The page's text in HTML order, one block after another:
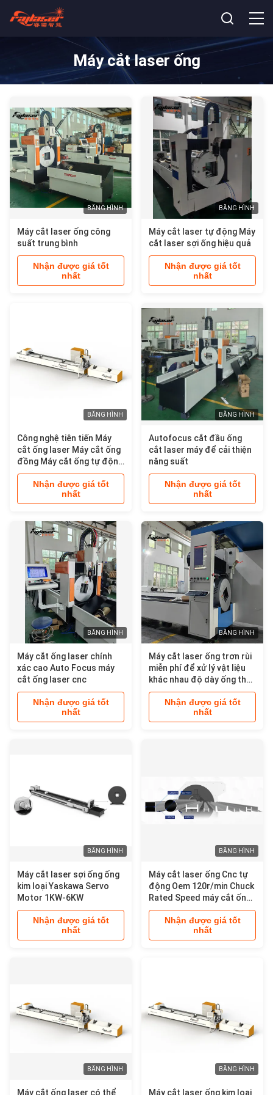
Máy cắt laser ống
BĂNG HÌNH
Máy cắt laser ống công
suất trung bình
Nhận được giá tốt
nhất
BĂNG HÌNH
Máy cắt laser tự động Máy
cắt laser sợi ống hiệu quả
Nhận được giá tốt
nhất
BĂNG HÌNH
Công nghệ tiên tiến Máy
cắt ống laser Máy cắt ống
đồng Máy cắt ống tự động
cho ăn Máy cắt laser
Nhận được giá tốt
nhất
BĂNG HÌNH
Autofocus cắt đầu ống
cắt laser máy để cải thiện
năng suất
Nhận được giá tốt
nhất
BĂNG HÌNH
Máy cắt ống laser chính
xác cao Auto Focus máy
cắt ống laser cnc
Nhận được giá tốt
nhất
BĂNG HÌNH
Máy cắt laser ống trơn rùi
miễn phí để xử lý vật liệu
khác nhau độ dày ống thép
máy cắt laser
Nhận được giá tốt
nhất
BĂNG HÌNH
Máy cắt laser sợi ống ống
kim loại Yaskawa Servo
Motor 1KW-6KW
Nhận được giá tốt
nhất
BĂNG HÌNH
Máy cắt laser ống Cnc tự
động Oem 120r/min Chuck
Rated Speed máy cắt ống
kim loại máy cắt laser kim
Nhận được giá tốt
nhất
BĂNG HÌNH
Máy cắt ống laser có thể
BĂNG HÌNH
Máy cắt laser ống kim loại